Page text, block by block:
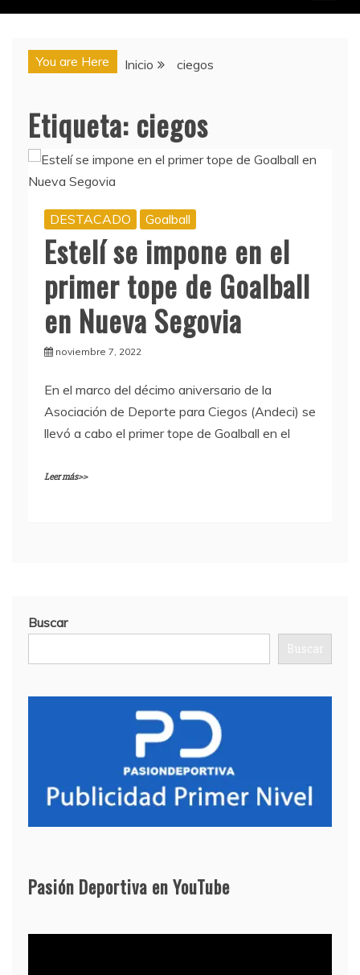
You are Here Inicio ciegos
Etiqueta: ciegos
DESTACADO Goalball
Estelí se impone en el
primer tope de Goalball
en Nueva Segovia
noviembre 7, 2022
En el marco del décimo aniversario de la
Asociación de Deporte para Ciegos (Andeci) se
llevó a cabo el primer tope de Goalball en el
Leer más>>
Buscar
Buscar
Pasión Deportiva en YouTube